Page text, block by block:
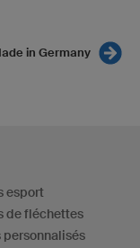
in Germany
esport
de fléchettes
personnalisés